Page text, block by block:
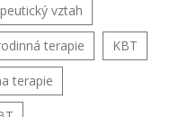
vztah
terapie KBT
terapie